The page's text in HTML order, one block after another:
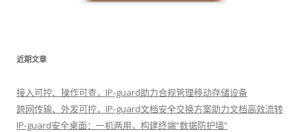
近期文章
接入可控、操作可查，IP-guard助力合规管理移动存储设备
跨网传输、外发可控，IP-guard文档安全交换方案助力文档高效流转
IP-guard安全桌面：一机两用，构建终端“数据防护墙”